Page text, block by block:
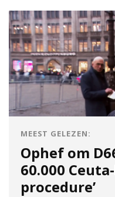
MEEST GELEZEN:
Ophef om
60.000
procedure’